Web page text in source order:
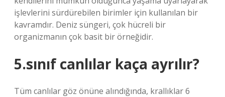
işlevlerini sürdürebilen birimler için kullanılan bir
kavramdır. Deniz süngeri, çok hücreli bir
organizmanın çok basit bir örneğidir.
5.sınıf canlılar kaça ayrılır?
Tüm canlılar göz önüne alındığında, krallıklar 6